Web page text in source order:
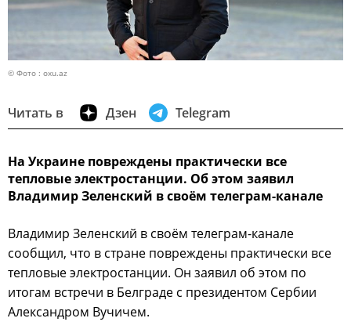
© Фото : oxu.az
Читать в Дзен Telegram
На Украине повреждены практически все
тепловые электростанции. Об этом заявил
Владимир Зеленский в своём телеграм-канале
Владимир Зеленский в своём телеграм-канале
сообщил, что в стране повреждены практически все
тепловые электростанции. Он заявил об этом по
итогам встречи в Белграде с президентом Сербии
Александром Вучичем.